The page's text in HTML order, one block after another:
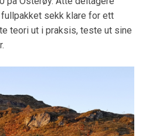
sekk klare for ett
teori ut i praksis, teste ut sine